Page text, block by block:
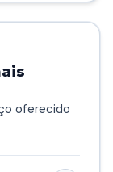
oferecido